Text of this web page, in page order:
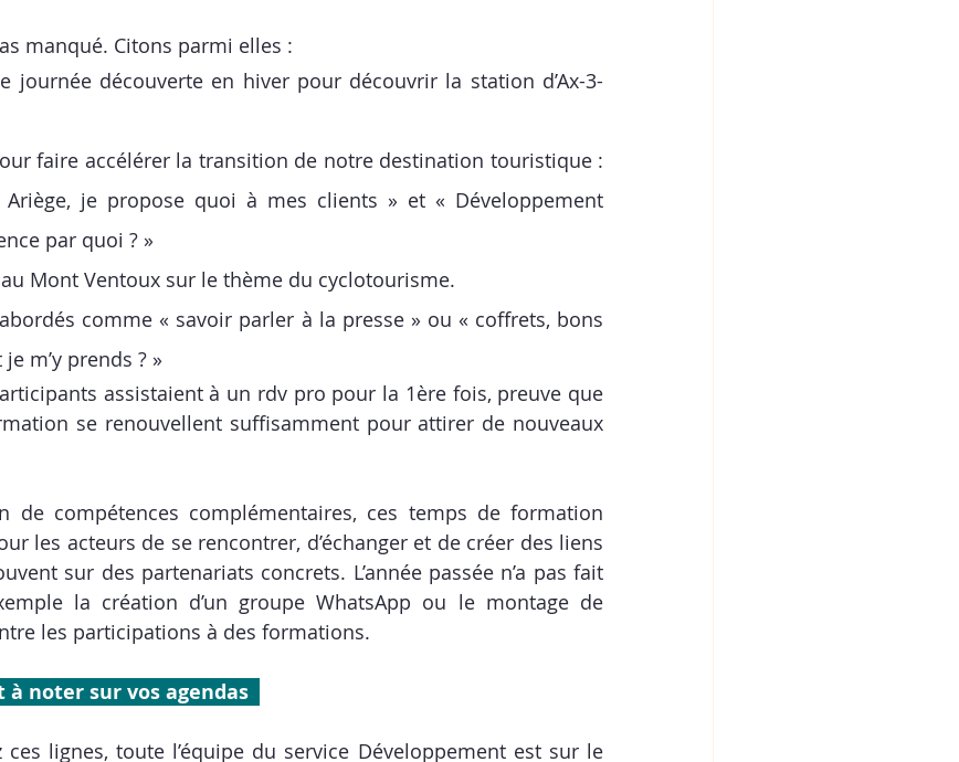
manqué. Citons parmi elles :
journée découverte en hiver pour découvrir la station d’Ax-3-
faire accélérer la transition de notre destination touristique :
je propose quoi à mes clients » et « Développement
par quoi ? »
au Mont Ventoux sur le thème du cyclotourisme.
comme « savoir parler à la presse » ou « coffrets, bons
m’y prends ? »
assistaient à un rdv pro pour la 1ère fois, preuve que
se renouvellent suffisamment pour attirer de nouveaux
de compétences complémentaires, ces temps de formation
les acteurs de se rencontrer, d’échanger et de créer des liens
sur des partenariats concrets. L’année passée n’a pas fait
la création d’un groupe WhatsApp ou le montage de
les participations à des formations.
à noter sur vos agendas
ces lignes, toute l’équipe du service Développement est sur le